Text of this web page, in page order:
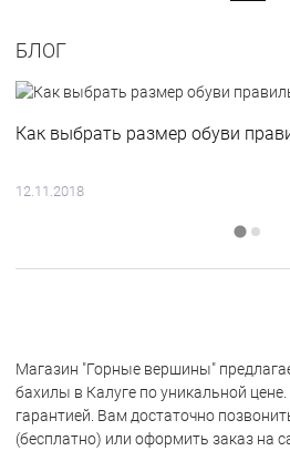
БЛОГ
Как выбрать размер обуви
12.11.2018
Магазин "Горные вершины"
бахилы в Калуге по уникальной
гарантией. Вам достаточно
(бесплатно) или оформить заказ на